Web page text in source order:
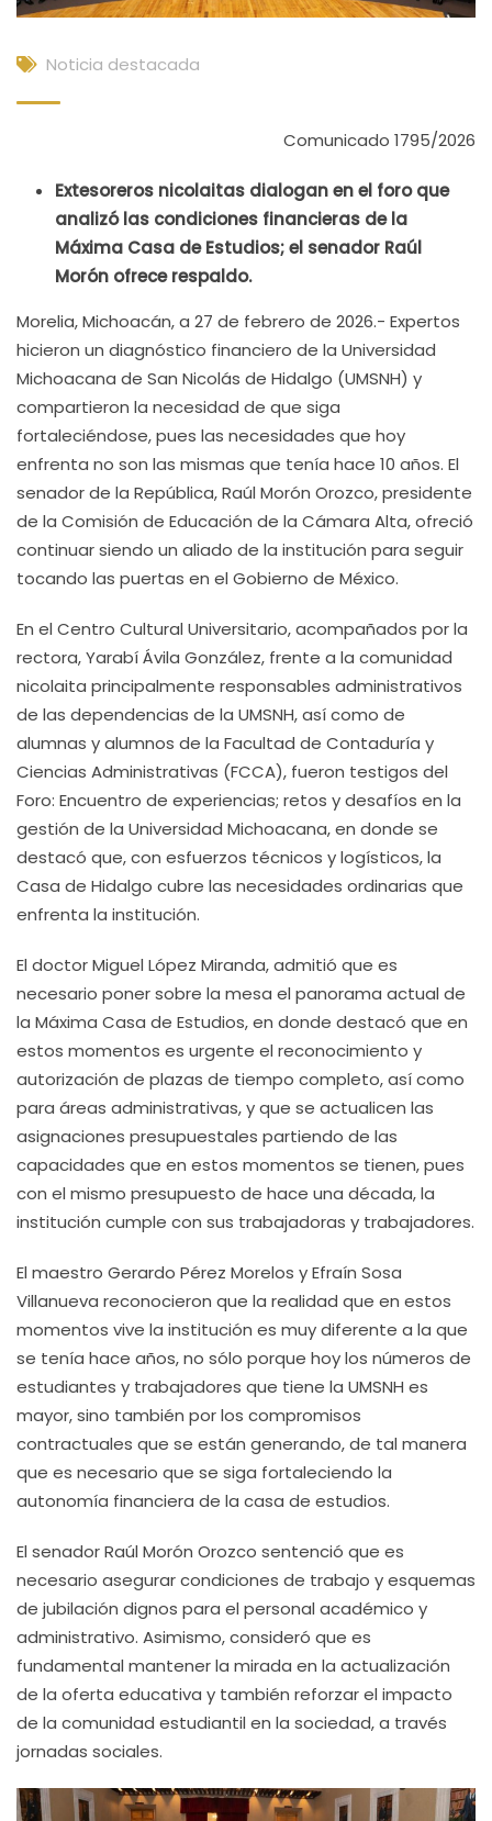
Noticia destacada
Comunicado 1795/2026
Extesoreros nicolaitas dialogan en el foro que
analizó las condiciones financieras de la
Máxima Casa de Estudios; el senador Raúl
Morón ofrece respaldo.
Morelia, Michoacán, a 27 de febrero de 2026.- Expertos
hicieron un diagnóstico financiero de la Universidad
Michoacana de San Nicolás de Hidalgo (UMSNH) y
compartieron la necesidad de que siga
fortaleciéndose, pues las necesidades que hoy
enfrenta no son las mismas que tenía hace 10 años. El
senador de la República, Raúl Morón Orozco, presidente
de la Comisión de Educación de la Cámara Alta, ofreció
continuar siendo un aliado de la institución para seguir
tocando las puertas en el Gobierno de México.
En el Centro Cultural Universitario, acompañados por la
rectora, Yarabí Ávila González, frente a la comunidad
nicolaita principalmente responsables administrativos
de las dependencias de la UMSNH, así como de
alumnas y alumnos de la Facultad de Contaduría y
Ciencias Administrativas (FCCA), fueron testigos del
Foro: Encuentro de experiencias; retos y desafíos en la
gestión de la Universidad Michoacana, en donde se
destacó que, con esfuerzos técnicos y logísticos, la
Casa de Hidalgo cubre las necesidades ordinarias que
enfrenta la institución.
El doctor Miguel López Miranda, admitió que es
necesario poner sobre la mesa el panorama actual de
la Máxima Casa de Estudios, en donde destacó que en
estos momentos es urgente el reconocimiento y
autorización de plazas de tiempo completo, así como
para áreas administrativas, y que se actualicen las
asignaciones presupuestales partiendo de las
capacidades que en estos momentos se tienen, pues
con el mismo presupuesto de hace una década, la
institución cumple con sus trabajadoras y trabajadores.
El maestro Gerardo Pérez Morelos y Efraín Sosa
Villanueva reconocieron que la realidad que en estos
momentos vive la institución es muy diferente a la que
se tenía hace años, no sólo porque hoy los números de
estudiantes y trabajadores que tiene la UMSNH es
mayor, sino también por los compromisos
contractuales que se están generando, de tal manera
que es necesario que se siga fortaleciendo la
autonomía financiera de la casa de estudios.
El senador Raúl Morón Orozco sentenció que es
necesario asegurar condiciones de trabajo y esquemas
de jubilación dignos para el personal académico y
administrativo. Asimismo, consideró que es
fundamental mantener la mirada en la actualización
de la oferta educativa y también reforzar el impacto
de la comunidad estudiantil en la sociedad, a través
jornadas sociales.